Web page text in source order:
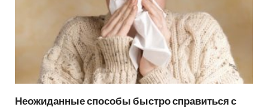
Неожиданные способы быстро справиться с